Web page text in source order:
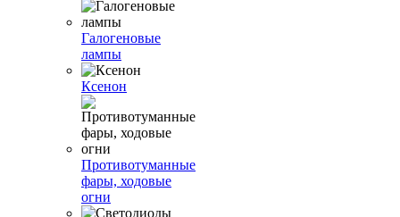
Галогеновые
лампы
Ксенон
Противотуманные
фары, ходовые
огни